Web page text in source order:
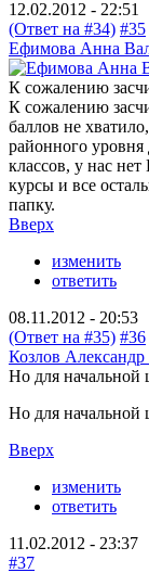
12.02.2012 - 22:51
(Ответ на #34) #35
Ефимова Анна
К сожалению
К сожалению
баллов не
районного
классов, у нас
курсы и все
папку.
Вверх
изменить
ответить
08.11.2012 - 20:53
(Ответ на #35) #36
Козлов
Но для начальной
Но для начальной
Вверх
изменить
ответить
11.02.2012 - 23:37
#37